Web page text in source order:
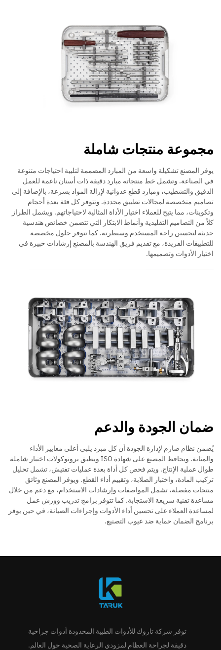
مجموعة منتجات شاملة
يوفر المصنع تشكيلة واسعة من المبارد المصممة لتلبية احتياجات متنوعة
في الصناعة. وتشمل خط منتجاته مبارد دقيقة ذات أسنان ناعمة للعمل
الدقيق والتشطيب، ومبارد قطع عدوانية لإزالة المواد بسرعة، بالإضافة إلى
تصاميم متخصصة لمجالات تطبيق محددة. وتتوفر كل فئة بعدة أحجام
وتكوينات، مما يتيح للعملاء اختيار الأداة المثالية لاحتياجاتهم. ويشمل الطراز
كلاً من التصاميم التقليدية وأنماط الابتكار التي تتضمن خصائص هندسية
حديثة لتحسين راحة المستخدم وسيطرته. كما تتوفر حلول مخصصة
للتطبيقات الفريدة، مع تقديم فريق الهندسة بالمصنع إرشادات خبيرة في
اختيار الأدوات وتصميمها.
ضمان الجودة والدعم
يُضمن نظام صارم لإدارة الجودة أن كل مبرد يلبي أعلى معايير الأداء
والمتانة. ويحافظ المصنع على شهادة ISO ويطبق بروتوكولات اختبار شاملة
طوال عملية الإنتاج. ويتم فحص كل أداة بعدة عمليات تفتيش، تشمل تحليل
تركيب المادة، واختبار الصلابة، وتقييم أداء القطع. ويوفر المصنع وثائق
منتجات مفصلة، تشمل المواصفات وإرشادات الاستخدام، مع دعم من خلال
مساعدة تقنية سريعة الاستجابة. كما تتوفر برامج تدريب وورش عمل
لمساعدة العملاء على تحسين أداء الأدوات وإجراءات الصيانة، في حين يوفر
برنامج الضمان حماية ضد عيوب التصنيع.
توفر شركة تاروك للأدوات الطبية المحدودة أدوات جراحية
دقيقة لجراحة العظام لمزودي الرعاية الصحية حول العالم.